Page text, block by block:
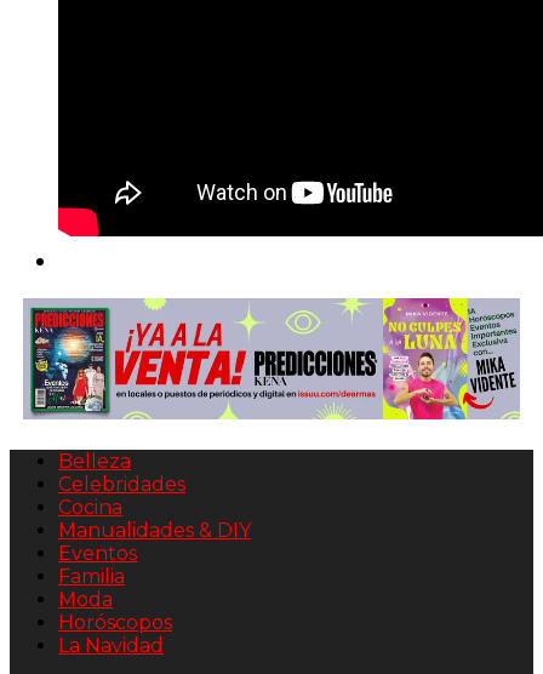
Belleza
Celebridades
Cocina
Manualidades & DIY
Eventos
Familia
Moda
Horóscopos
La Navidad